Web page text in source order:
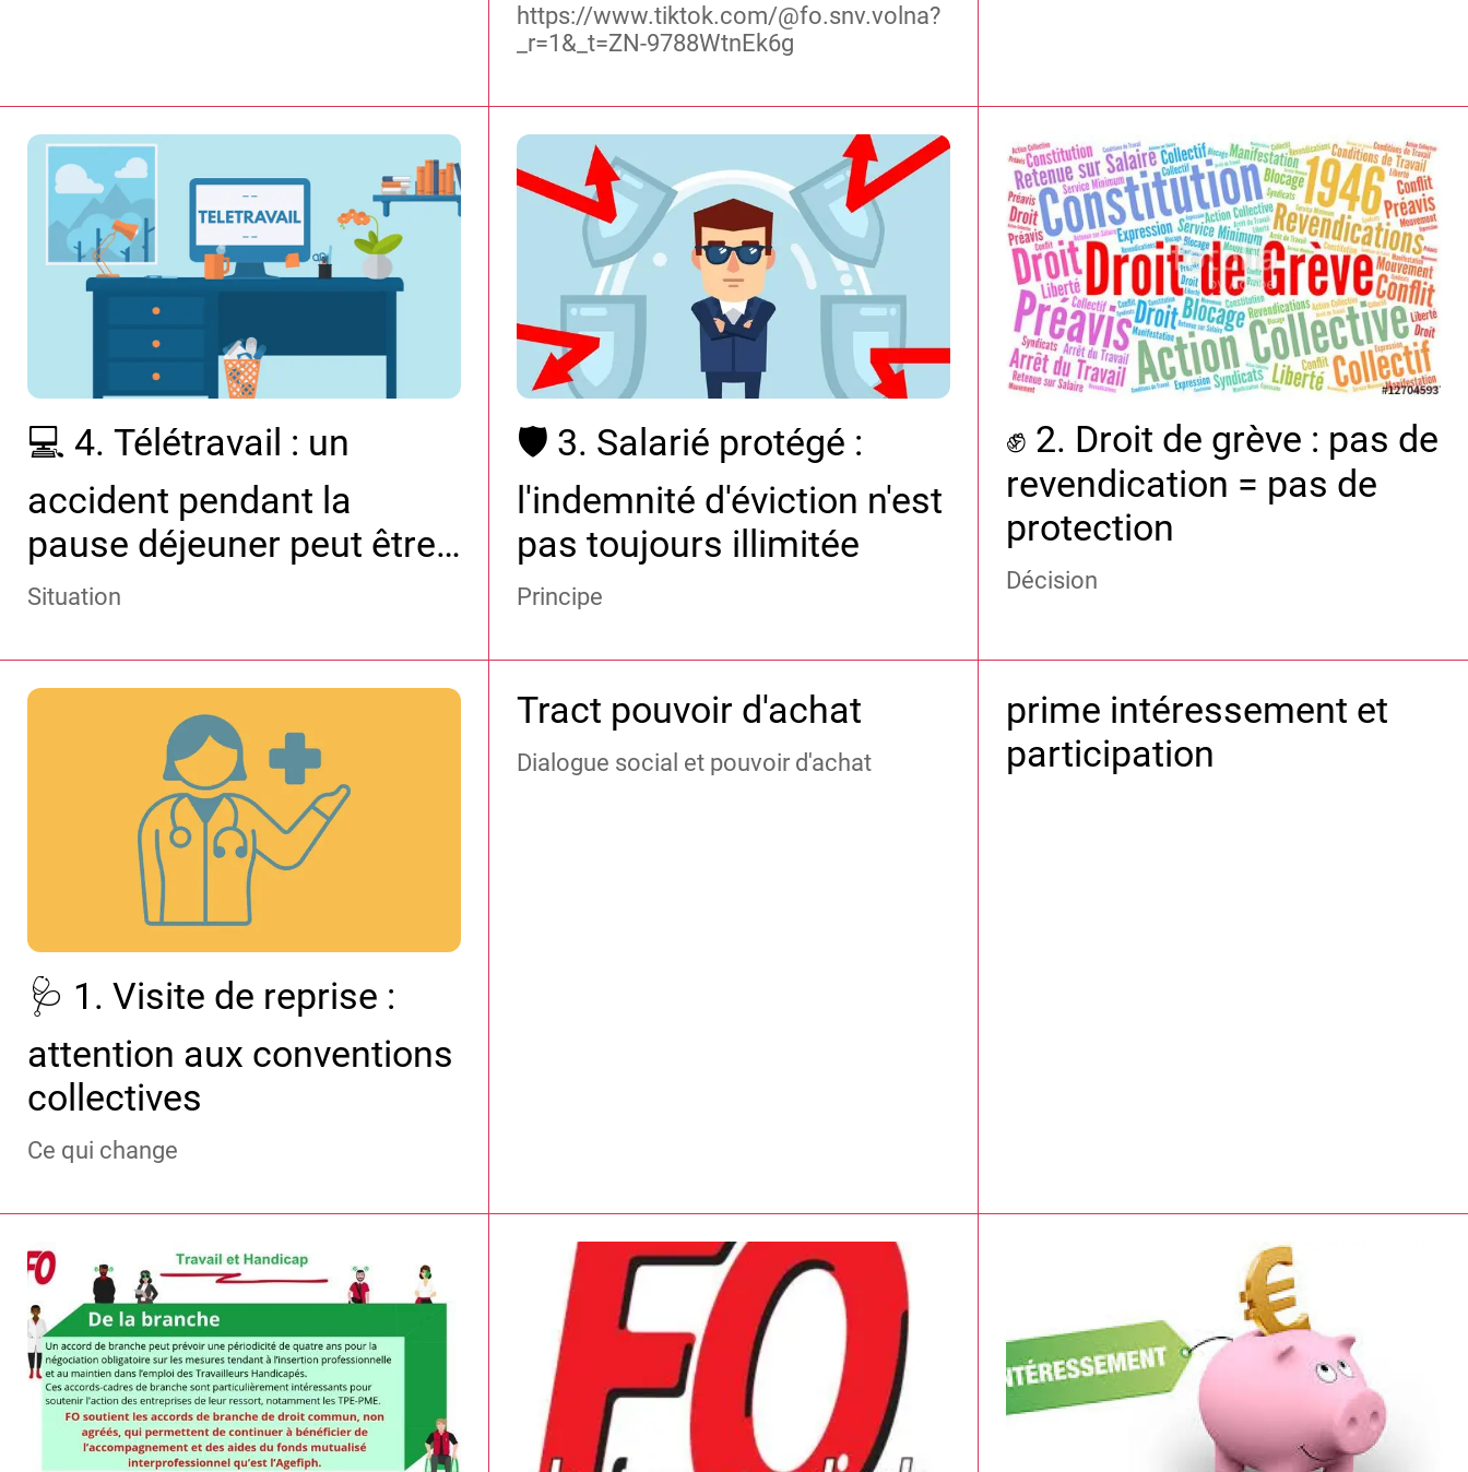
https://www.tiktok.com/@fo.snv.volna?
_r=1&_t=ZN-9788WtnEk6g
💻 4. Télétravail : un
accident pendant la
pause déjeuner peut être
professionnel
Situation
🛡️ 3. Salarié protégé :
l'indemnité d'éviction n'est
pas toujours illimitée
Principe
✊ 2. Droit de grève : pas de
revendication = pas de
protection
Décision
🩺 1. Visite de reprise :
attention aux conventions
collectives
Ce qui change
Tract pouvoir d'achat
Dialogue social et pouvoir d'achat
prime intéressement et
participation